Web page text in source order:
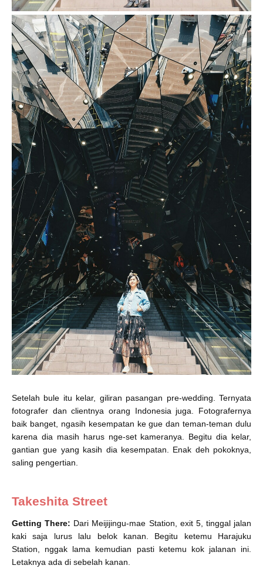
Setelah bule itu kelar, giliran pasangan pre-wedding. Ternyata
fotografer dan clientnya orang Indonesia juga. Fotografernya
baik banget, ngasih kesempatan ke gue dan teman-teman dulu
karena dia masih harus nge-set kameranya. Begitu dia kelar,
gantian gue yang kasih dia kesempatan. Enak deh pokoknya,
saling pengertian.
Takeshita Street
Getting There: Dari Meijijingu-mae Station, exit 5, tinggal jalan
kaki saja lurus lalu belok kanan. Begitu ketemu Harajuku
Station, nggak lama kemudian pasti ketemu kok jalanan ini.
Letaknya ada di sebelah kanan.